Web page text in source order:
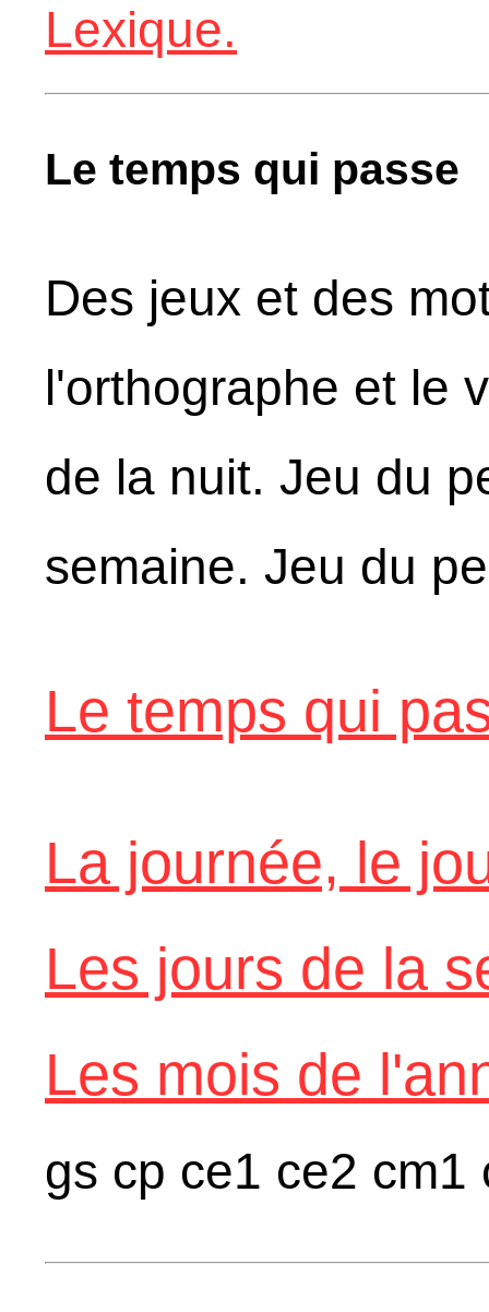
Lexique.
Le temps qui passe
Des jeux et des
l'orthographe et le
de la nuit. Jeu du
semaine. Jeu du
Le temps qui
La journée, le
Les jours de la
Les mois de
gs cp ce1 ce2 cm1